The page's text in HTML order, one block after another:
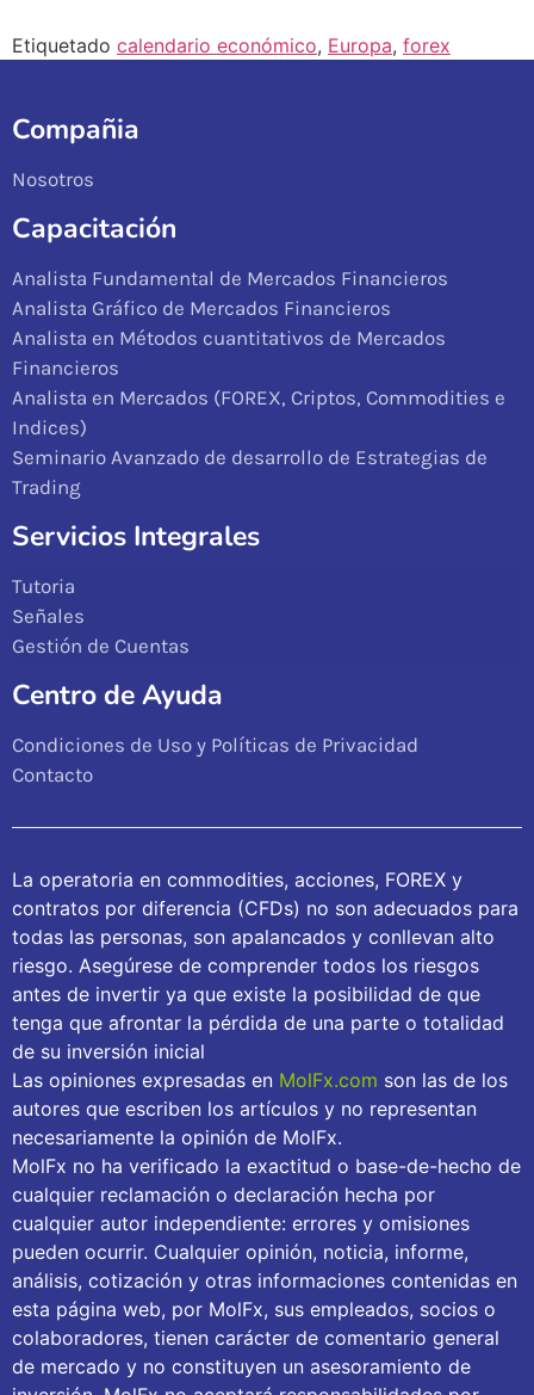
Etiquetado calendario económico, Europa, forex
Compañia
Nosotros
Capacitación
Analista Fundamental de Mercados Financieros
Analista Gráfico de Mercados Financieros
Analista en Métodos cuantitativos de Mercados
Financieros
Analista en Mercados (FOREX, Criptos, Commodities e
Indices)
Seminario Avanzado de desarrollo de Estrategias de
Trading
Servicios Integrales
Tutoria
Señales
Gestión de Cuentas
Centro de Ayuda
Condiciones de Uso y Políticas de Privacidad
Contacto
La operatoria en commodities, acciones, FOREX y
contratos por diferencia (CFDs) no son adecuados para
todas las personas, son apalancados y conllevan alto
riesgo. Asegúrese de comprender todos los riesgos
antes de invertir ya que existe la posibilidad de que
tenga que afrontar la pérdida de una parte o totalidad
de su inversión inicial
Las opiniones expresadas en MolFx.com son las de los
autores que escriben los artículos y no representan
necesariamente la opinión de MolFx.
MolFx no ha verificado la exactitud o base-de-hecho de
cualquier reclamación o declaración hecha por
cualquier autor independiente: errores y omisiones
pueden ocurrir. Cualquier opinión, noticia, informe,
análisis, cotización y otras informaciones contenidas en
esta página web, por MolFx, sus empleados, socios o
colaboradores, tienen carácter de comentario general
de mercado y no constituyen un asesoramiento de